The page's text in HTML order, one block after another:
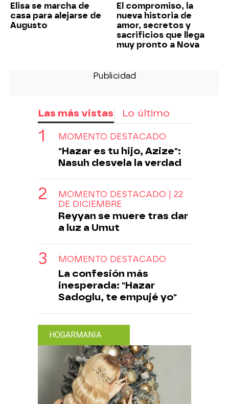
Elisa se marcha de
casa para alejarse de
Augusto
El compromiso, la
nueva historia de
amor, secretos y
sacrificios que llega
muy pronto a Nova
Las más vistas Lo último
MOMENTO DESTACADO
"Hazar es tu hijo, Azize":
Nasuh desvela la verdad
MOMENTO DESTACADO | 22
DE DICIEMBRE
Reyyan se muere tras dar
a luz a Umut
MOMENTO DESTACADO
La confesión más
inesperada: "Hazar
Sadoglu, te empujé yo"
HOGARMANIA